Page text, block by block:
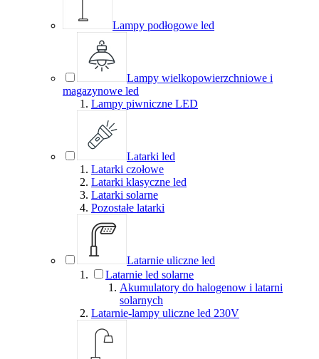
Lampy podłogowe led
Lampy wielkopowierzchniowe i
magazynowe led
Lampy piwniczne LED
Latarki led
Latarki czołowe
Latarki klasyczne led
Latarki solarne
Pozostałe latarki
Latarnie uliczne led
Latarnie led solarne
Akumulatory do halogenow i latarni
solarnych
Latarnie-lampy uliczne led 230V